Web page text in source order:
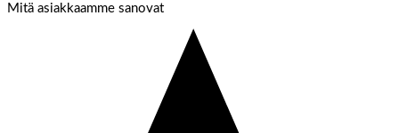
Mitä asiakkaamme sanovat